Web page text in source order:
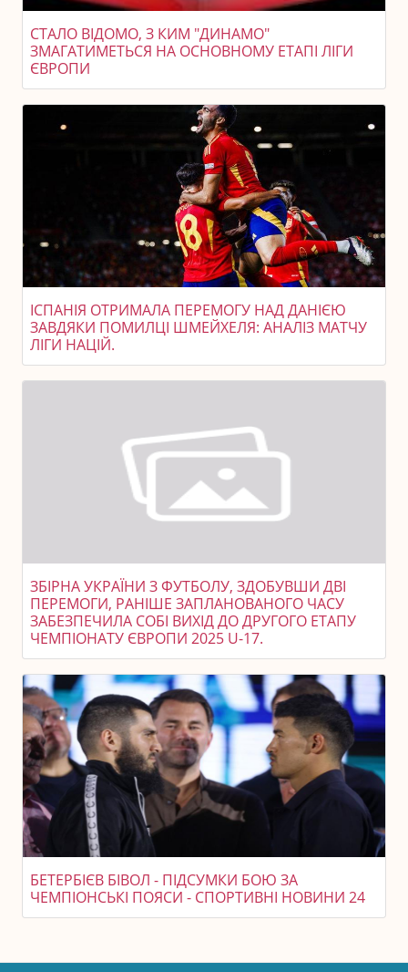
СТАЛО ВІДОМО, З КИМ "ДИНАМО"
ЗМАГАТИМЕТЬСЯ НА ОСНОВНОМУ ЕТАПІ ЛІГИ
ЄВРОПИ
ІСПАНІЯ ОТРИМАЛА ПЕРЕМОГУ НАД ДАНІЄЮ
ЗАВДЯКИ ПОМИЛЦІ ШМЕЙХЕЛЯ: АНАЛІЗ МАТЧУ
ЛІГИ НАЦІЙ.
ЗБІРНА УКРАЇНИ З ФУТБОЛУ, ЗДОБУВШИ ДВІ
ПЕРЕМОГИ, РАНІШЕ ЗАПЛАНОВАНОГО ЧАСУ
ЗАБЕЗПЕЧИЛА СОБІ ВИХІД ДО ДРУГОГО ЕТАПУ
ЧЕМПІОНАТУ ЄВРОПИ 2025 U-17.
БЕТЕРБІЄВ БІВОЛ - ПІДСУМКИ БОЮ ЗА
ЧЕМПІОНСЬКІ ПОЯСИ - СПОРТИВНІ НОВИНИ 24